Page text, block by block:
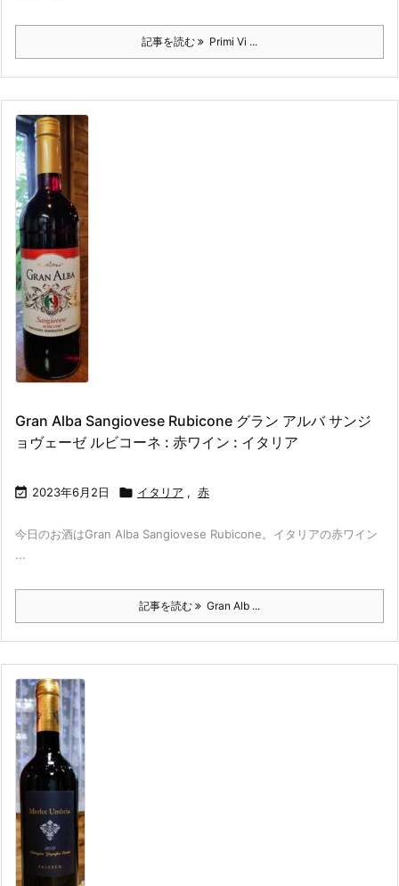
記事を読む Primi Vi ...
Gran Alba Sangiovese Rubicone グラン アルバ サンジ
ョヴェーゼ ルビコーネ : 赤ワイン : イタリア
 2023年6月2日  イタリア , 赤
今日のお酒はGran Alba Sangiovese Rubicone。イタリアの赤ワイン
...
記事を読む Gran Alb ...